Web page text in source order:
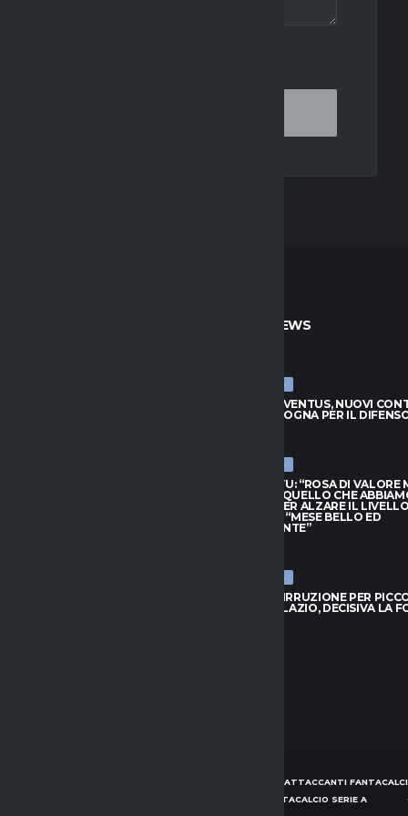
THE NEXT TIME I COMMENT.
ULTIME NEWS
ULTIME NEWS
LUCUMÍ-JUVENTUS, NUOVI
CON IL BOLOGNA PER IL
ULTIME NEWS
INTER, CHIVU: “ROSA DI VALORE
SAPPIAMO QUELLO CHE
BISOGNO PER ALZARE IL
PROVEDEL: “MESE BELLO ED
EMOZIONANTE”
ULTIME NEWS
BOLOGNA, IRRUZIONE PER
A GENOA E LAZIO, DECISIVA LA
CONSIGLI ATTACCANTI
CONSIGLI DIFENSORI FANTACALCIO SERIE A